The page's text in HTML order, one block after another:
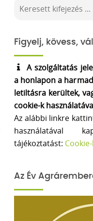
Figyelj, kövess,
A szolgáltatás
a honlapon a
letiltásra kerültek,
cookie-k
Az alábbi linkre
használatával
tájékoztatást:
Az Év